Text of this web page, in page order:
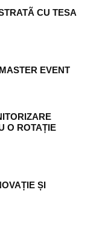
CU TESA
EVENT
O ROTAȚIE
ȘI